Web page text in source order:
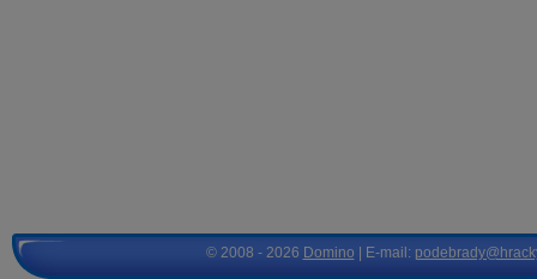
© 2008 - 2026 Domino | E-mail: